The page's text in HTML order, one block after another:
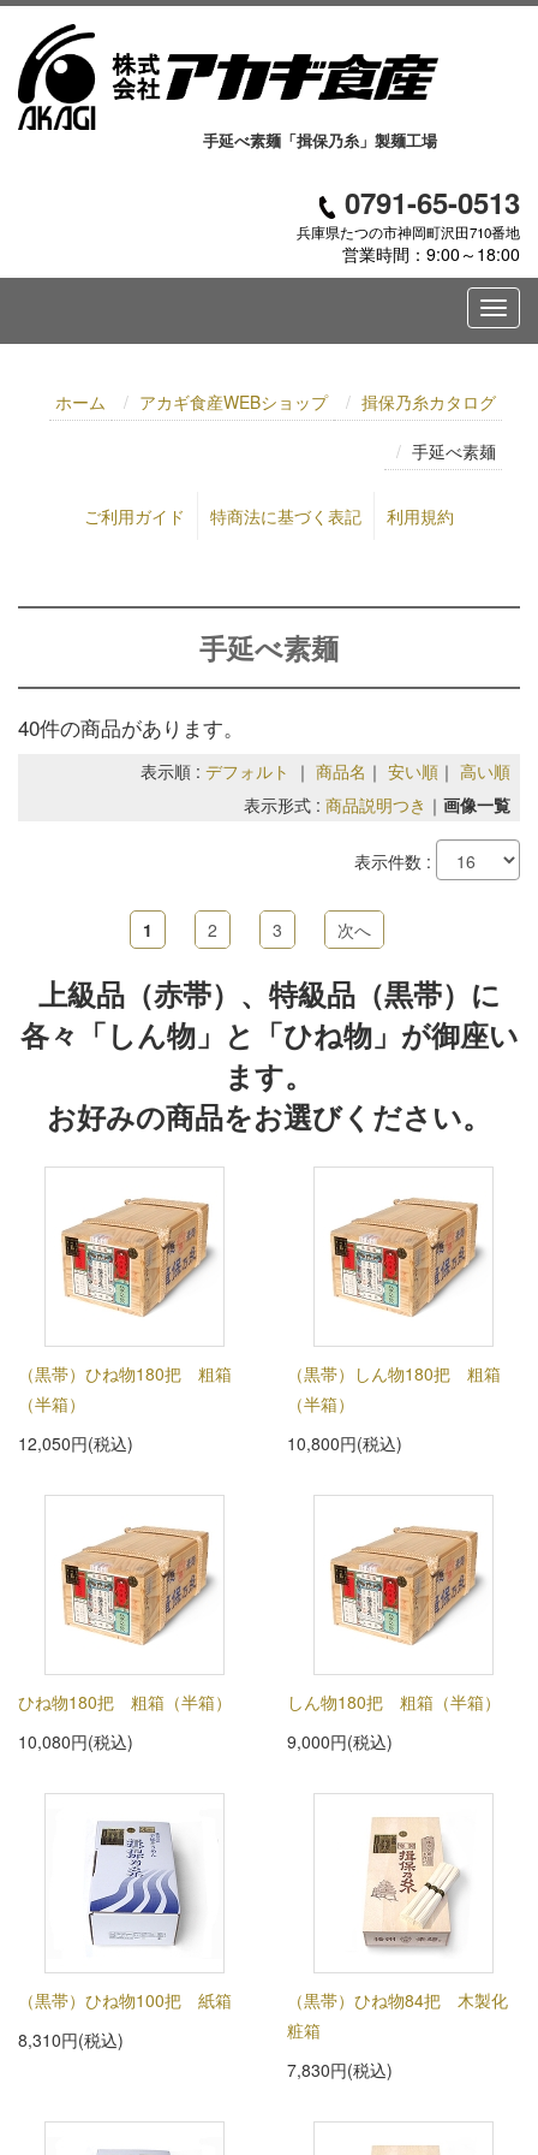
手延べ素麺「揖保乃糸」製麺工場
0791-65-0513
兵庫県たつの市神岡町沢田710番地
営業時間：9:00～18:00
ホーム アカギ食産WEBショップ 揖保乃糸カタログ
手延べ素麺
ご利用ガイド 特商法に基づく表記 利用規約
手延べ素麺
40件の商品があります。
表示順 : デフォルト ｜ 商品名 ｜ 安い順 ｜ 高い順
表示形式 : 商品説明つき ｜ 画像一覧
表示件数 :
1 2 3 次へ
上級品（赤帯）、特級品（黒帯）に
各々「しん物」と「ひね物」が御座い
ます。
お好みの商品をお選びください。
（黒帯）ひね物180把 粗箱
（半箱）
12,050円(税込)
（黒帯）しん物180把 粗箱
（半箱）
10,800円(税込)
ひね物180把 粗箱（半箱）
10,080円(税込)
しん物180把 粗箱（半箱）
9,000円(税込)
（黒帯）ひね物100把 紙箱
8,310円(税込)
（黒帯）ひね物84把 木製化
粧箱
7,830円(税込)